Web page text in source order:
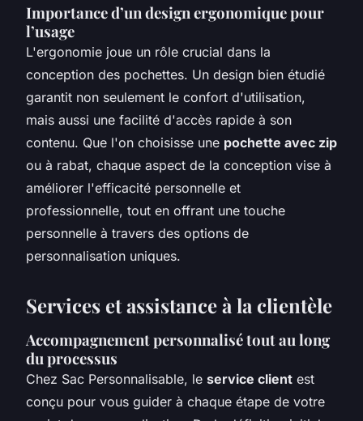
Importance d’un design ergonomique pour
l’usage
L'ergonomie joue un rôle crucial dans la
conception des pochettes. Un design bien étudié
garantit non seulement le confort d'utilisation,
mais aussi une facilité d'accès rapide à son
contenu. Que l'on choisisse une pochette avec zip
ou à rabat, chaque aspect de la conception vise à
améliorer l'efficacité personnelle et
professionnelle, tout en offrant une touche
personnelle à travers des options de
personnalisation uniques.
Services et assistance à la clientèle
Accompagnement personnalisé tout au long
du processus
Chez Sac Personnalisable, le service client est
conçu pour vous guider à chaque étape de votre